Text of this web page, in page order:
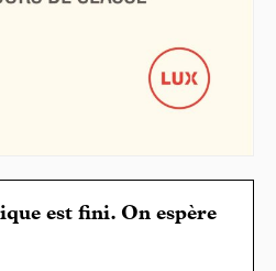
est fini. On espère